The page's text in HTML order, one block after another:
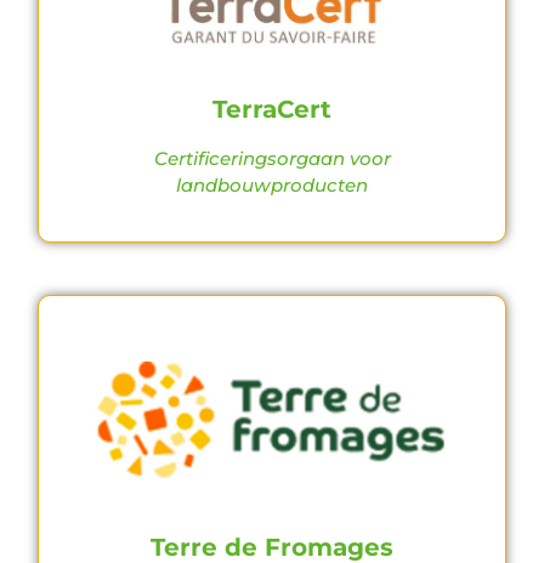
TerraCert
Certificeringsorgaan voor
landbouwproducten
Terre de Fromages